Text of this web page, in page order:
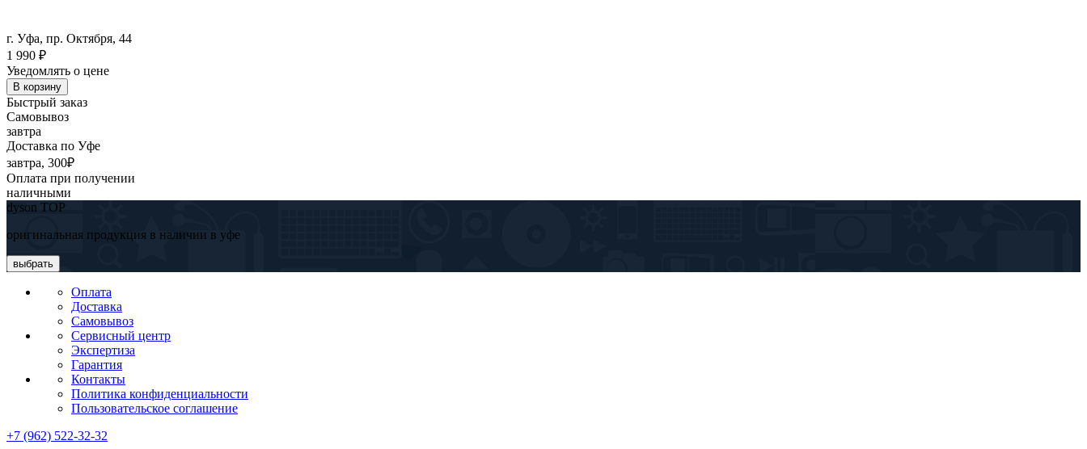
г. Уфа, пр. Октября, 44
1 990 ₽
Уведомлять о цене
В корзину
Быстрый заказ
Самовывоз
завтра
Доставка по Уфе
завтра, 300₽
Оплата при получении
наличными
dyson TOP
оригинальная продукция в наличии в уфе
выбрать
Оплата
Доставка
Самовывоз
Сервисный центр
Экспертиза
Гарантия
Контакты
Политика конфиденциальности
Пользовательское соглашение
+7 (962) 522-32-32